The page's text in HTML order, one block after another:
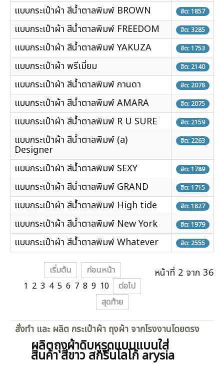
แบบกระเป๋าผ้า สีน้ำตาลพิมพ์ BROWN ฮิต: 1857
แบบกระเป๋าผ้า สีน้ำตาลพิมพ์ FREEDOM ฮิต: 3285
แบบกระเป๋าผ้า สีน้ำตาลพิมพ์ YAKUZA ฮิต: 1753
แบบกระเป๋าผ้า พรีเมี่ยม ฮิต: 2140
แบบกระเป๋าผ้า สีน้ำตาลพิมพ์ กานดา ฮิต: 2078
แบบกระเป๋าผ้า สีน้ำตาลพิมพ์ AMARA ฮิต: 2075
แบบกระเป๋าผ้า สีน้ำตาลพิมพ์ R U SURE ฮิต: 2159
แบบกระเป๋าผ้า สีน้ำตาลพิมพ์ (a)
Designer
ฮิต: 2263
แบบกระเป๋าผ้า สีน้ำตาลพิมพ์ SEXY ฮิต: 1789
แบบกระเป๋าผ้า สีน้ำตาลพิมพ์ GRAND ฮิต: 1715
แบบกระเป๋าผ้า สีน้ำตาลพิมพ์ High tide ฮิต: 1827
แบบกระเป๋าผ้า สีน้ำตาลพิมพ์ New York ฮิต: 1979
แบบกระเป๋าผ้า สีน้ำตาลพิมพ์ Whatever ฮิต: 2555
หน้าที่ 2 จาก 36
เริ่มต้น
ก่อนหน้า
1 2 3 4 5 6 7 8 9 10
ต่อไป
สุดท้าย
สั่งทำ และ ผลิต กระเป๋าผ้า ถุงผ้า จากโรงงานโดยตรง
ผลิตถุงผ้าดิบหูรูดแบบแบนใส่
สินค้า สีขาว สกรีนโลโก้ arysia